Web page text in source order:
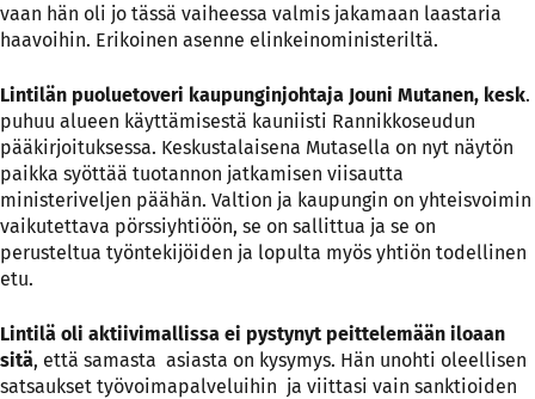
vaan hän oli jo tässä vaiheessa valmis jakamaan laastaria
haavoihin. Erikoinen asenne elinkeinoministeriltä.
Lintilän puoluetoveri kaupunginjohtaja Jouni Mutanen, kesk.
puhuu alueen käyttämisestä kauniisti Rannikkoseudun
pääkirjoituksessa. Keskustalaisena Mutasella on nyt näytön
paikka syöttää tuotannon jatkamisen viisautta
ministeriveljen päähän. Valtion ja kaupungin on yhteisvoimin
vaikutettava pörssiyhtiöön, se on sallittua ja se on
perusteltua työntekijöiden ja lopulta myös yhtiön todellinen
etu.
Lintilä oli aktiivimallissa ei pystynyt peittelemään iloaan
sitä, että samasta asiasta on kysymys. Hän unohti oleellisen
satsaukset työvoimapalveluihin ja viittasi vain sanktioiden